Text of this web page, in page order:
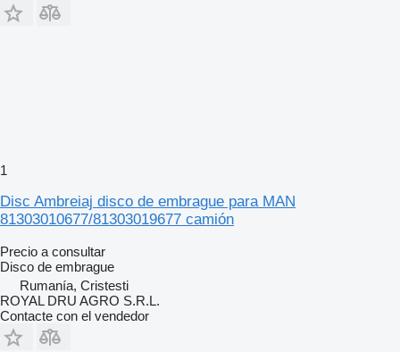
1
Disc Ambreiaj disco de embrague para MAN
81303010677/81303019677 camión
Precio a consultar
Disco de embrague
Rumanía, Cristesti
ROYAL DRU AGRO S.R.L.
Contacte con el vendedor